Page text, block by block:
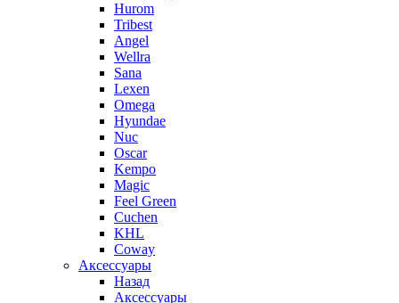
Hurom
Tribest
Angel
Wellra
Sana
Lexen
Omega
Hyundae
Nuc
Oscar
Kempo
Magic
Feel Green
Cuchen
KHL
Coway
Аксессуары
Назад
Аксессуары